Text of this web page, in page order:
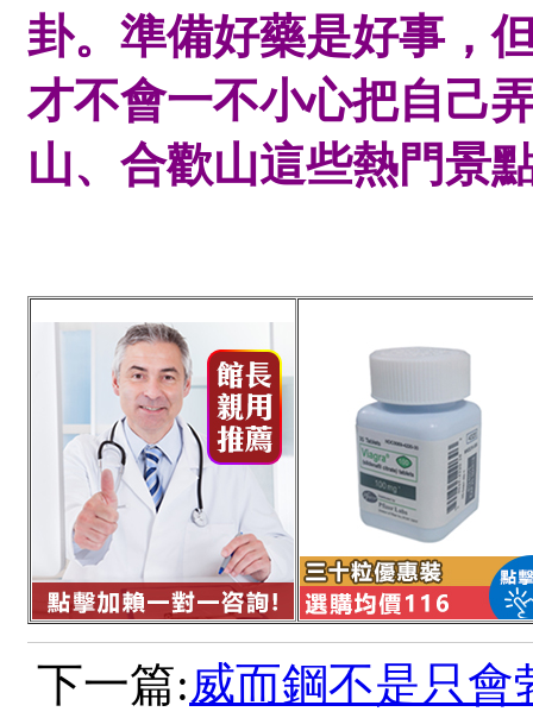
卦。準備好藥是好事，
才不會一不小心把自己
山、合歡山這些熱門景
下一篇:威而鋼不是只